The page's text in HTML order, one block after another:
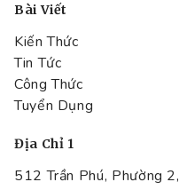
Bài Viết
Kiến Thức
Tin Tức
Công Thức
Tuyển Dụng
Địa Chỉ 1
512 Trần Phú, Phường 2,